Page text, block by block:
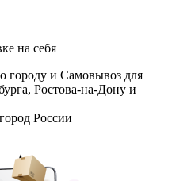
на себя
городу и Самовывоз для
Ростова-на-Дону и
России